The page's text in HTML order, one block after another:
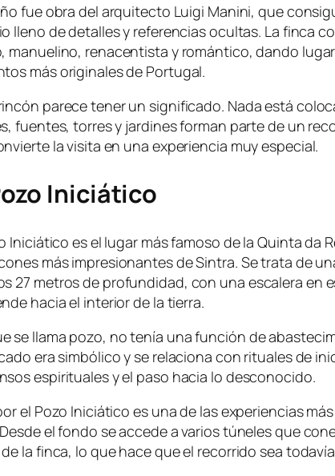
fue obra del arquitecto Luigi Manini, que
lleno de detalles y referencias ocultas. La finca
manuelino, renacentista y romántico, dando
más originales de Portugal.
parece tener un significado. Nada está
fuentes, torres y jardines forman parte de un
la visita en una experiencia muy especial.
Iniciático
Iniciático es el lugar más famoso de la Quinta da
más impresionantes de Sintra. Se trata de
27 metros de profundidad, con una escalera en
hacia el interior de la tierra.
se llama pozo, no tenía una función de
era simbólico y se relaciona con rituales de
espirituales y el paso hacia lo desconocido.
el Pozo Iniciático es una de las experiencias
el fondo se accede a varios túneles que
la finca, lo que hace que el recorrido sea